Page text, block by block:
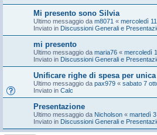
Mi presento sono Silvia
Ultimo messaggio da m8071 « mercoledì
Inviato in Discussioni Generali e
mi presento
Ultimo messaggio da maria76 « mercoledì
Inviato in Discussioni Generali e
Unificare righe di spesa per
Ultimo messaggio da pax979 « sabato 7
Inviato in Calc
Presentazione
Ultimo messaggio da Nicholson « martedì
Inviato in Discussioni Generali e